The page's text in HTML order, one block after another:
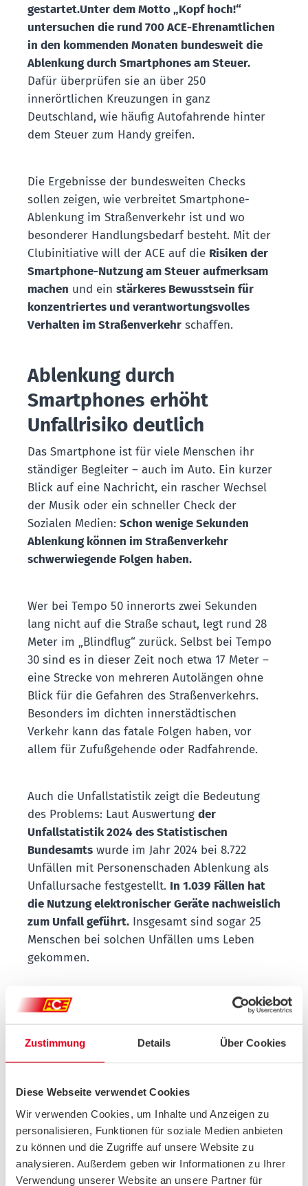
Zustimmung Details Über Cookies
Diese Webseite verwendet Cookies
Wir verwenden Cookies, um Inhalte und Anzeigen zu
personalisieren, Funktionen für soziale Medien anbieten
zu können und die Zugriffe auf unsere Website zu
analysieren. Außerdem geben wir Informationen zu Ihrer
Verwendung unserer Website an unsere Partner für
gestartet.Unter dem Motto „Kopf hoch!“
untersuchen die rund 700 ACE-Ehrenamtlichen
in den kommenden Monaten bundesweit die
Ablenkung durch Smartphones am Steuer.
Dafür überprüfen sie an über 250
innerörtlichen Kreuzungen in ganz
Deutschland, wie häufig Autofahrende hinter
dem Steuer zum Handy greifen.
Die Ergebnisse der bundesweiten Checks
sollen zeigen, wie verbreitet Smartphone-
Ablenkung im Straßenverkehr ist und wo
besonderer Handlungsbedarf besteht. Mit der
Clubinitiative will der ACE auf die Risiken der
Smartphone-Nutzung am Steuer aufmerksam
machen und ein stärkeres Bewusstsein für
konzentriertes und verantwortungsvolles
Verhalten im Straßenverkehr schaffen.
Ablenkung durch
Smartphones erhöht
Unfallrisiko deutlich
Das Smartphone ist für viele Menschen ihr
ständiger Begleiter – auch im Auto. Ein kurzer
Blick auf eine Nachricht, ein rascher Wechsel
der Musik oder ein schneller Check der
Sozialen Medien: Schon wenige Sekunden
Ablenkung können im Straßenverkehr
schwerwiegende Folgen haben.
Wer bei Tempo 50 innerorts zwei Sekunden
lang nicht auf die Straße schaut, legt rund 28
Meter im „Blindflug“ zurück. Selbst bei Tempo
30 sind es in dieser Zeit noch etwa 17 Meter –
eine Strecke von mehreren Autolängen ohne
Blick für die Gefahren des Straßenverkehrs.
Besonders im dichten innerstädtischen
Verkehr kann das fatale Folgen haben, vor
allem für Zufußgehende oder Radfahrende.
Auch die Unfallstatistik zeigt die Bedeutung
des Problems: Laut Auswertung der
Unfallstatistik 2024 des Statistischen
Bundesamts wurde im Jahr 2024 bei 8.722
Unfällen mit Personenschaden Ablenkung als
Unfallursache festgestellt. In 1.039 Fällen hat
die Nutzung elektronischer Geräte nachweislich
zum Unfall geführt. Insgesamt sind sogar 25
Menschen bei solchen Unfällen ums Leben
gekommen.
Erster Handy-Verkehrs-
Check zum Auftakt in
Frankfurt am Main
Beim gestrigen Auftakt der ACE-Clubinitiative
das Verhalten von Autofahrenden an einer
stark frequentierten innerstädtischen Kreuzung
am Baseler Platz in Frankfurt am Main.
Während einer 30-minütigen Beobachtung des